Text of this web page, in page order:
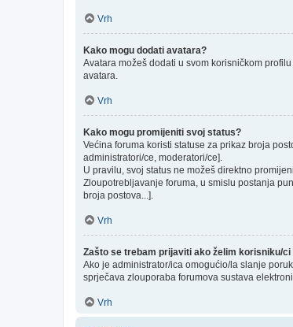
Vrh
Kako mogu dodati avatara?
Avatara možeš dodati u svom korisničkom profilu
avatara.
Vrh
Kako mogu promijeniti svoj status?
Većina foruma koristi statuse za prikaz broja
administratori/ce, moderatori/ce].
U pravilu, svoj status ne možeš direktno
Zloupotrebljavanje foruma, u smislu postanja
broja postova...].
Vrh
Zašto se trebam prijaviti ako želim korisniku/
Ako je administrator/ica omogućio/la slanje
sprječava zlouporaba forumova sustava
Vrh